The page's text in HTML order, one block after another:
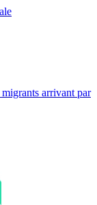
arrivant par